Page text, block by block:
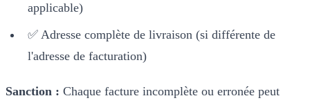
applicable)
✅ Adresse complète de livraison (si différente de
l'adresse de facturation)
Sanction : Chaque facture incomplète ou erronée peut